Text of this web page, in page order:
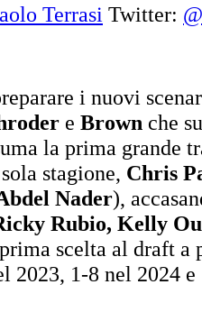
Terrasi Twitter:
i nuovi
e Brown che
la prima grande
stagione, Chris
Nader),
Rubio, Kelly
scelta al draft a
2023, 1-8 nel 2024